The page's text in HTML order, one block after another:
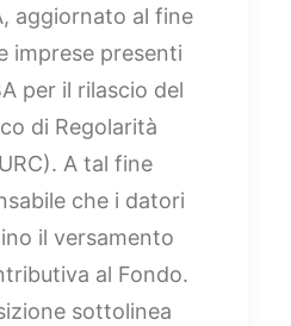
aggiornato al fine
imprese presenti
per il rilascio del
di Regolarità
A tal fine
che i datori
il versamento
al Fondo.
sottolinea